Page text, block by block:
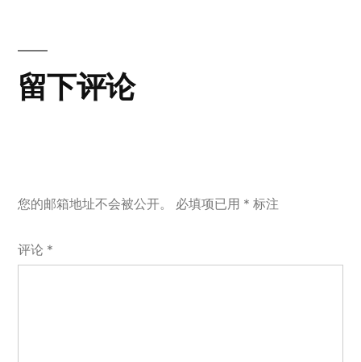
留下评论
您的邮箱地址不会被公开。 必填项已用 * 标注
评论 *